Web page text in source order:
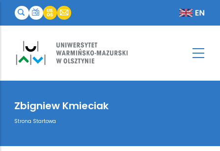
Zbigniew Kmieciak
Breadcrumb
Strona Startowa